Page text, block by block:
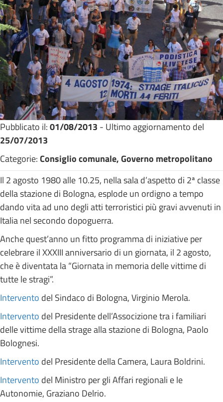
Pubblicato il:01/08/2013 - Ultimo aggiornamento del
25/07/2013
Categorie:Consiglio comunale, Governo metropolitano
Il 2 agosto 1980 alle 10.25, nella sala d’aspetto di 2ª classe
della stazione di Bologna, esplode un ordigno a tempo
dando vita ad uno degli atti terroristici più gravi avvenuti in
Italia nel secondo dopoguerra.
Anche quest’anno un fitto programma di iniziative per
celebrare il XXXIII anniversario di un giornata, il 2 agosto,
che è diventata la “Giornata in memoria delle vittime di
tutte le stragi”.
Intervento del Sindaco di Bologna, Virginio Merola.
Intervento del Presidente dell’Associzione tra i familiari
delle vittime della strage alla stazione di Bologna, Paolo
Bolognesi.
Intervento del Presidente della Camera, Laura Boldrini.
Intervento del Ministro per gli Affari regionali e le
Autonomie, Graziano Delrio.